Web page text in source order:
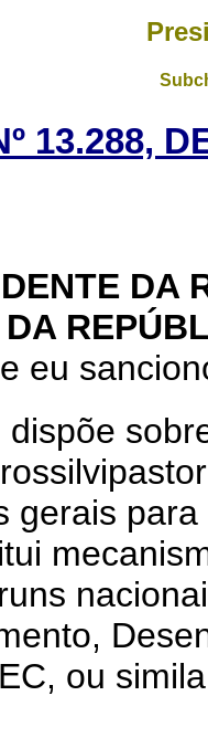
13.288,
DA
DA
eu
dispõe
gerais
ou